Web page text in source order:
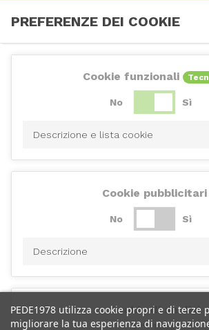
PEDE1978 utilizza cookie propri e di terze
migliorare la tua esperienza di
PREFERENZE DEI COOKIE
Cookie funzionali
No Sì
Descrizione e lista cookie
Cookie pubblicitari
No Sì
Descrizione
Cookie di analisi